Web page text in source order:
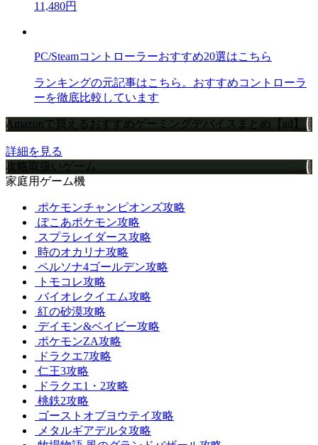
11,480円
PC/Steamコントローラーおすすめ20選はこちら
ランキングの元記事はこちら。おすすめコントローラ
ーを徹底比較しています
Amazonで買えるおすすめゲーミングデバイスまとめ【ad】
詳細を見る
攻略取扱いゲーム
家庭用ゲーム機
ポケモンチャンピオンズ攻略
ぽこあポケモン攻略
スプラレイダース攻略
時のオカリナ攻略
ペルソナ4ゴールデン攻略
トモコレ攻略
バイオレクイエム攻略
紅の砂漠攻略
デイモン&ベイビー攻略
ポケモンZA攻略
ドラクエ7攻略
仁王3攻略
ドラクエ1・2攻略
桃鉄2攻略
ゴーストオブヨウテイ攻略
メタルギアデルタ攻略